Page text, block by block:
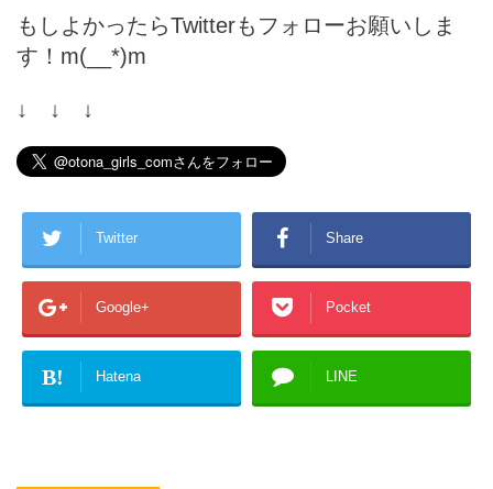
もしよかったらTwitterもフォローお願いしま
す！m(__*)m
↓ ↓ ↓
Twitter Share
Google+ Pocket
B! Hatena LINE